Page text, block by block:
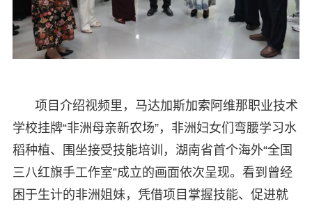
项目介绍视频里，马达加斯加索阿维那职业技术
学校挂牌“非洲母亲新农场”，非洲妇女们弯腰学习水
稻种植、围坐接受技能培训，湖南省首个海外“全国
三八红旗手工作室”成立的画面依次呈现。看到曾经
困于生计的非洲姐妹，凭借项目掌握技能、促进就